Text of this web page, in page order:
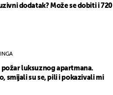
dodatak? Može se dobiti i 720
požar luksuznog apartmana.
smijali su se, pili i pokazivali mi